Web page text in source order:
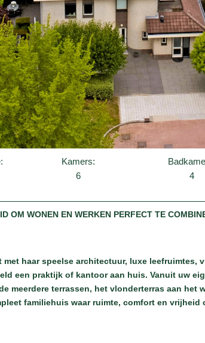
Kamers:
6
4
OM WONEN EN WERKEN PERFECT TE
haar speelse architectuur, luxe leefruimtes,
een praktijk of kantoor aan huis. Vanuit uw
meerdere terrassen, het vlonderterras aan
familiehuis waar ruimte, comfort en vrijheid